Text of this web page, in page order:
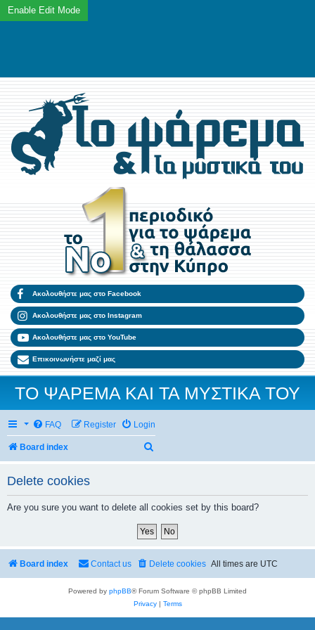
Ακολουθήστε μας στο Facebook
Ακολουθήστε μας στο Instagram
Ακολουθήστε μας στο YouTube
Επικοινωνήστε μαζί μας
ΤΟ ΨΑΡΕΜΑ ΚΑΙ ΤΑ ΜΥΣΤΙΚΑ ΤΟΥ
FAQ Login
Register
Board index
Delete cookies
Are you sure you want to delete all cookies set by this board?
Board index All times are UTC
Delete cookies
Contact us
Powered by phpBB® Forum Software © phpBB Limited
Privacy| Terms